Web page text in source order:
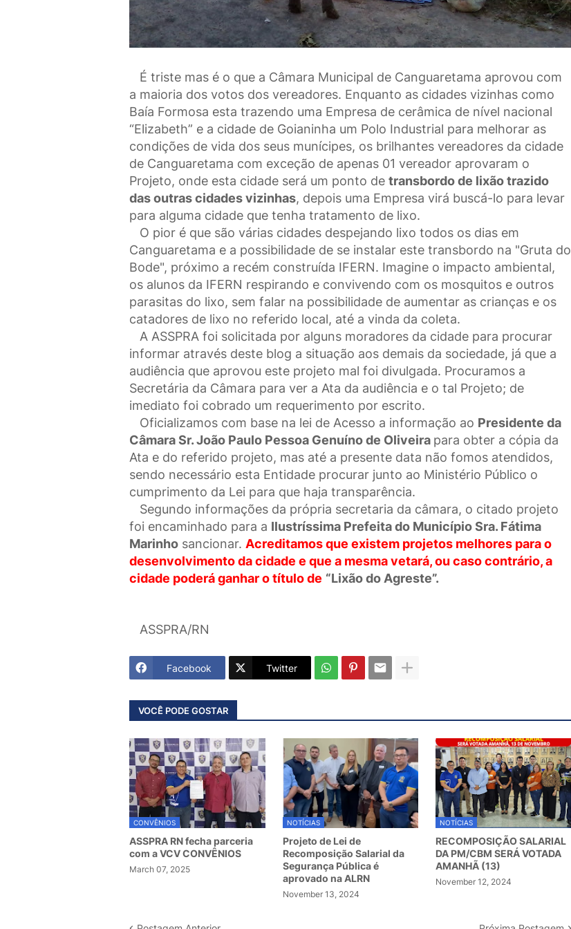
É triste mas é o que a Câmara Municipal de Canguaretama aprovou com
a maioria dos votos dos vereadores. Enquanto as cidades vizinhas como
Baía Formosa esta trazendo uma Empresa de cerâmica de nível nacional
“Elizabeth” e a cidade de Goianinha um Polo Industrial para melhorar as
condições de vida dos seus munícipes, os brilhantes vereadores da cidade
de Canguaretama com exceção de apenas 01 vereador aprovaram o
Projeto, onde esta cidade será um ponto de transbordo de lixão trazido
das outras cidades vizinhas, depois uma Empresa virá buscá-lo para levar
para alguma cidade que tenha tratamento de lixo.
O pior é que são várias cidades despejando lixo todos os dias em
Canguaretama e a possibilidade de se instalar este transbordo na "Gruta do
Bode", próximo a recém construída IFERN. Imagine o impacto ambiental,
os alunos da IFERN respirando e convivendo com os mosquitos e outros
parasitas do lixo, sem falar na possibilidade de aumentar as crianças e os
catadores de lixo no referido local, até a vinda da coleta.
A ASSPRA foi solicitada por alguns moradores da cidade para procurar
informar através deste blog a situação aos demais da sociedade, já que a
audiência que aprovou este projeto mal foi divulgada. Procuramos a
Secretária da Câmara para ver a Ata da audiência e o tal Projeto; de
imediato foi cobrado um requerimento por escrito.
Oficializamos com base na lei de Acesso a informação ao Presidente da
Câmara Sr. João Paulo Pessoa Genuíno de Oliveira para obter a cópia da
Ata e do referido projeto, mas até a presente data não fomos atendidos,
sendo necessário esta Entidade procurar junto ao Ministério Público o
cumprimento da Lei para que haja transparência.
Segundo informações da própria secretaria da câmara, o citado projeto
foi encaminhado para a Ilustríssima Prefeita do Município Sra. Fátima
Marinho sancionar. Acreditamos que existem projetos melhores para o
desenvolvimento da cidade e que a mesma vetará, ou caso contrário, a
cidade poderá ganhar o título de “Lixão do Agreste”.
ASSPRA/RN
Facebook Twitter
VOCÊ PODE GOSTAR
CONVÊNIOS
ASSPRA RN fecha parceria
com a VCV CONVÊNIOS
March 07, 2025
NOTÍCIAS
Projeto de Lei de
Recomposição Salarial da
Segurança Pública é
aprovado na ALRN
November 13, 2024
NOTÍCIAS
RECOMPOSIÇÃO SALARIAL
DA PM/CBM SERÁ VOTADA
AMANHÃ (13)
November 12, 2024